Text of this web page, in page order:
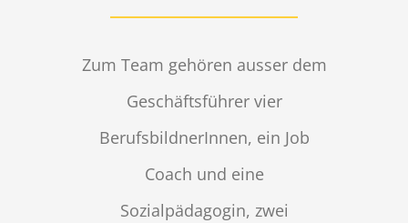
Zum Team gehören ausser dem
Geschäftsführer vier
BerufsbildnerInnen, ein Job
Coach und eine
Sozialpädagogin, zwei